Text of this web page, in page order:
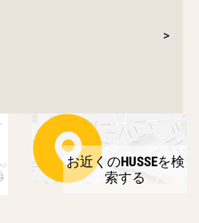
お近くのHUSSEを検
索する